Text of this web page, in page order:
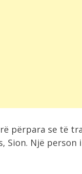
përpara se të
Një person